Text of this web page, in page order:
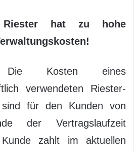
hat zu hohe
Kosten eines
verwendeten Riester-
sind für den Kunden von
der Vertragslaufzeit
zahlt im aktuellen